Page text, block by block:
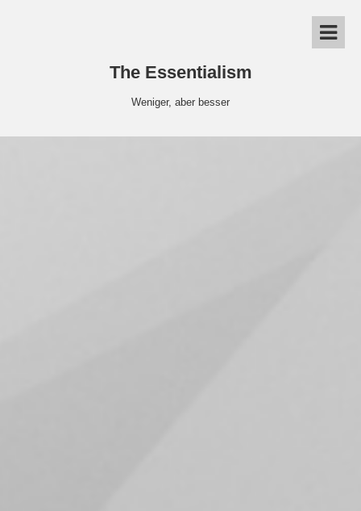
The Essentialism
Weniger, aber besser